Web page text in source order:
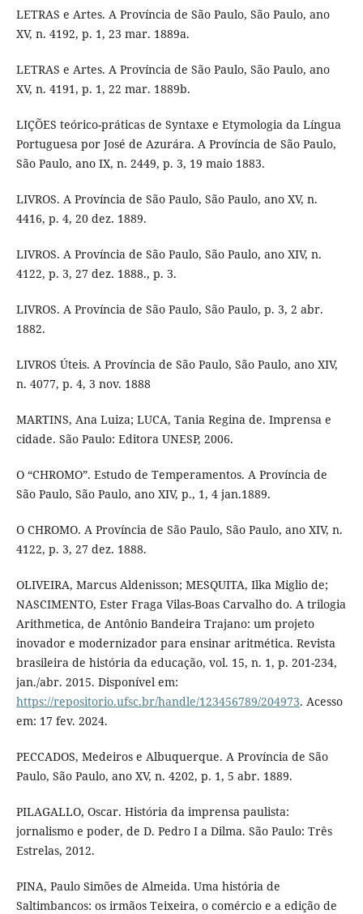
LETRAS e Artes. A Província de São Paulo, São Paulo, ano
XV, n. 4192, p. 1, 23 mar. 1889a.
LETRAS e Artes. A Província de São Paulo, São Paulo, ano
XV, n. 4191, p. 1, 22 mar. 1889b.
LIÇÕES teórico-práticas de Syntaxe e Etymologia da Língua
Portuguesa por José de Azurára. A Província de São Paulo,
São Paulo, ano IX, n. 2449, p. 3, 19 maio 1883.
LIVROS. A Província de São Paulo, São Paulo, ano XV, n.
4416, p. 4, 20 dez. 1889.
LIVROS. A Província de São Paulo, São Paulo, ano XIV, n.
4122, p. 3, 27 dez. 1888., p. 3.
LIVROS. A Província de São Paulo, São Paulo, p. 3, 2 abr.
1882.
LIVROS Úteis. A Província de São Paulo, São Paulo, ano XIV,
n. 4077, p. 4, 3 nov. 1888
MARTINS, Ana Luiza; LUCA, Tania Regina de. Imprensa e
cidade. São Paulo: Editora UNESP, 2006.
O “CHROMO”. Estudo de Temperamentos. A Província de
São Paulo, São Paulo, ano XIV, p., 1, 4 jan.1889.
O CHROMO. A Província de São Paulo, São Paulo, ano XIV, n.
4122, p. 3, 27 dez. 1888.
OLIVEIRA, Marcus Aldenisson; MESQUITA, Ilka Miglio de;
NASCIMENTO, Ester Fraga Vilas-Boas Carvalho do. A trilogia
Arithmetica, de Antônio Bandeira Trajano: um projeto
inovador e modernizador para ensinar aritmética. Revista
brasileira de história da educação, vol. 15, n. 1, p. 201-234,
jan./abr. 2015. Disponível em:
https://repositorio.ufsc.br/handle/123456789/204973. Acesso
em: 17 fev. 2024.
PECCADOS, Medeiros e Albuquerque. A Província de São
Paulo, São Paulo, ano XV, n. 4202, p. 1, 5 abr. 1889.
PILAGALLO, Oscar. História da imprensa paulista:
jornalismo e poder, de D. Pedro I a Dilma. São Paulo: Três
Estrelas, 2012.
PINA, Paulo Simões de Almeida. Uma história de
Saltimbancos: os irmãos Teixeira, o comércio e a edição de